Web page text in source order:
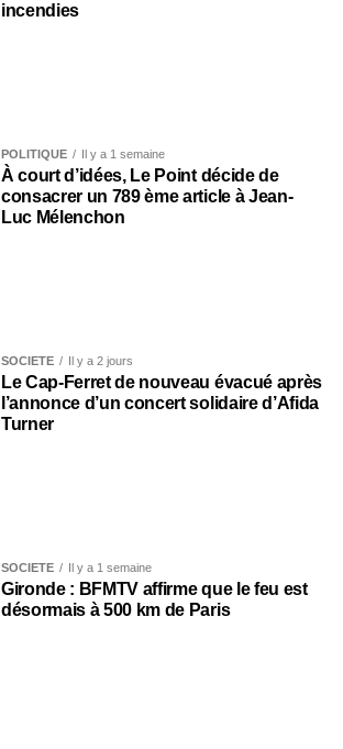
incendies
POLITIQUE Il y a 1 semaine
À court d’idées, Le Point décide de
consacrer un 789 ème article à Jean-
Luc Mélenchon
SOCIÉTÉ Il y a 2 jours
Le Cap-Ferret de nouveau évacué après
l’annonce d’un concert solidaire d’Afida
Turner
SOCIÉTÉ Il y a 1 semaine
Gironde : BFMTV affirme que le feu est
désormais à 500 km de Paris